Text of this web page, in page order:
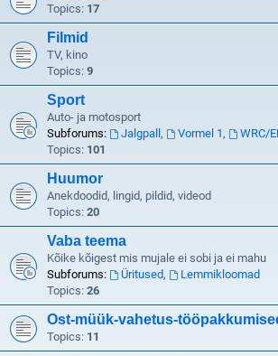
Topics: 17
Filmid
TV, kino
Topics: 9
Sport
Auto- ja motosport
Subforums:
Jalgpall, Vormel 1 ,
WRC/
Topics: 101
Huumor
Anekdoodid, lingid, pildid, videod
Topics: 20
Vaba teema
Kõike kõigest mis mujale ei sobi ja ei mahu
Subforums:
Üritused,
Lemmikloomad
Topics: 26
Ost-müük-vahetus-
Topics: 11